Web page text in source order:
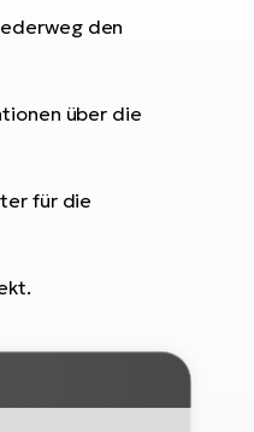
den
über die
für die